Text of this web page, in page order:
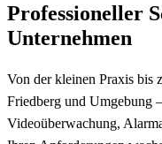
Professioneller
Unternehmen
Von der kleinen Praxis bis
Friedberg und Umgebung
Videoüberwachung,